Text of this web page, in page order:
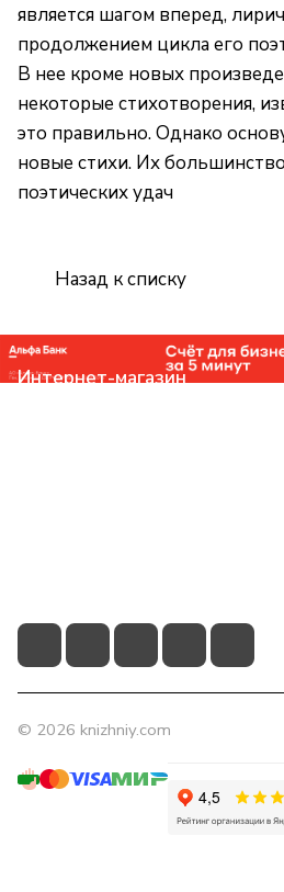
является шагом вперед,
продолжением цикла его
В нее кроме новых
некоторые стихотворения,
это правильно. Однако
новые стихи. Их
поэтических удач
Назад к списку
Интернет-магазин
© 2026 knizhniy.com